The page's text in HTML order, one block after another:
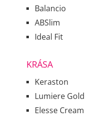
Balancio
ABSlim
Ideal Fit
KRÁSA
Keraston
Lumiere Gold
Elesse Cream